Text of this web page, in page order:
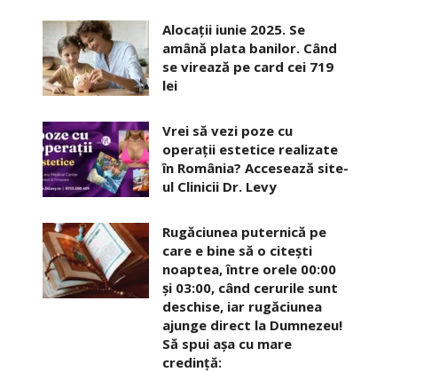
Alocaţii iunie 2025. Se
amână plata banilor. Când
se virează pe card cei 719
lei
Vrei să vezi poze cu
operații estetice realizate
în România? Accesează site-
ul Clinicii Dr. Levy
Rugăciunea puternică pe
care e bine să o citești
noaptea, între orele 00:00
și 03:00, când cerurile sunt
deschise, iar rugăciunea
ajunge direct la Dumnezeu!
Să spui așa cu mare
credință: